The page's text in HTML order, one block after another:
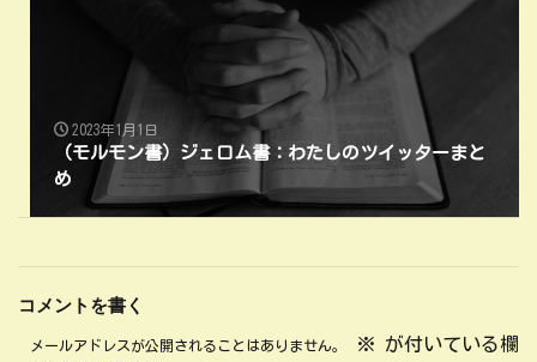
2023年1月1日
（モルモン書）ジェロム書：わたしのツイッターまと
め
コメントを書く
メールアドレスが公開されることはありません。 ※ が付いている欄